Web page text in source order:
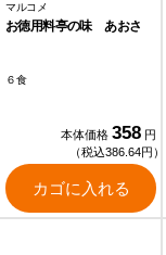
マルコメ
お徳用料亭の味 あおさ
６食
本体価格 358 円
（税込386.64円）
カゴに入れる